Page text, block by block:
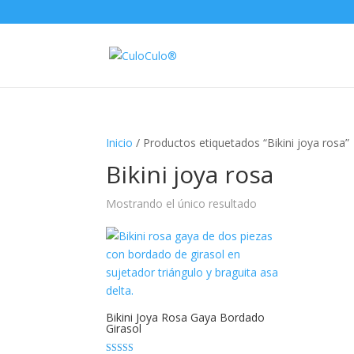
Inicio / Productos etiquetados “Bikini joya rosa”
Bikini joya rosa
Mostrando el único resultado
Bikini Joya Rosa Gaya Bordado
Girasol